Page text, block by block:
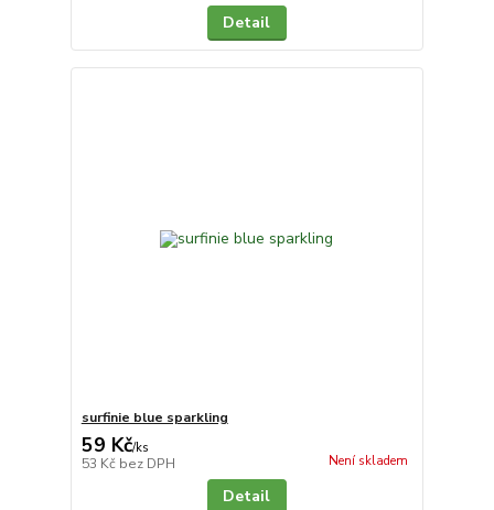
Detail
surfinie blue sparkling
59 Kč/ks
53 Kč bez DPH Není skladem
Detail